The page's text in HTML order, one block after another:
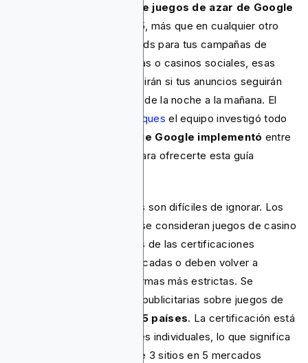
La política de anuncios de juegos de azar de Google
cambió 18 veces en 2025, más que en cualquier otro
año. Si confías en Google Ads para tus campañas de
casinos, apuestas deportivas o casinos sociales, esas
actualizaciones ahora decidirán si tus anuncios seguirán
publicándose o se cerrarán de la noche a la mañana. El
Anuncios de cadena de bloques el equipo investigó todo
18 cambios de política que Google implementó entre
abril y diciembre de 2025 para ofrecerte esta guía
Los cambios en los titulares son difíciles de ignorar. Los
casinos con sorteos ya no se consideran juegos de casino
sociales, por lo que muchas de las certificaciones
existentes ya han sido revocadas o deben volver a
solicitarse con arreglo a normas más estrictas. Se
ampliaron las restricciones publicitarias sobre juegos de
cobertura en 35 países. La certificación está
limitada a sitios web y países individuales, lo que significa
que ahora un operador tiene 3 sitios en 5 mercados